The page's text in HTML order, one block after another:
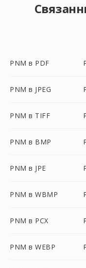
PNM в PDF
PNM в JPEG
PNM в TIFF
PNM в BMP
PNM в JPE
PNM в WBMP
PNM в PCX
PNM в WEBP